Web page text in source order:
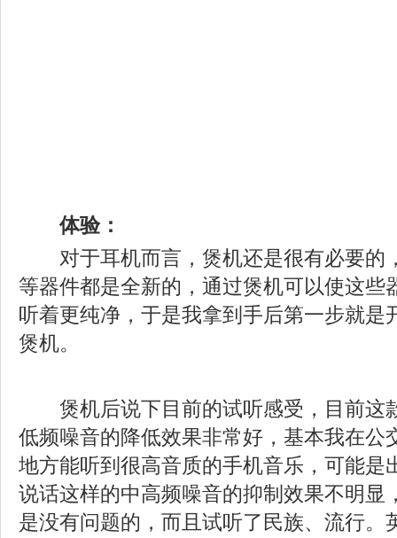
体验：
对于耳机而言，煲机还是很有必要的
等器件都是全新的，通过煲机可以使这些
听着更纯净，于是我拿到手后第一步就是
煲机。
煲机后说下目前的试听感受，目前这
低频噪音的降低效果非常好，基本我在公
地方能听到很高音质的手机音乐，可能是
说话这样的中高频噪音的抑制效果不明显
是没有问题的，而且试听了民族、流行。